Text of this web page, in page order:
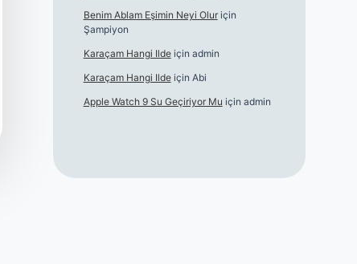
Benim Ablam Eşimin Neyi Oluriçin
Şampiyon
Karaçam Hangi Ildeiçin admin
Karaçam Hangi Ildeiçin Abi
Apple Watch 9 Su Geçiriyor Mu için admin